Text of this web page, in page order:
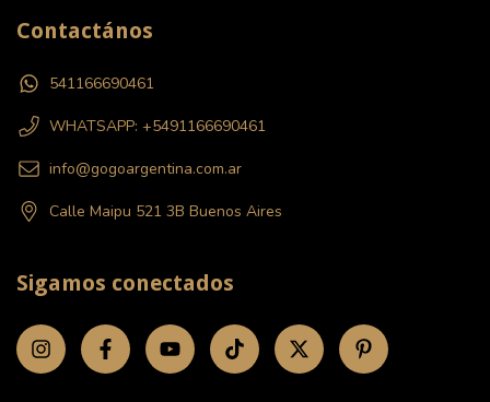
Contactános
541166690461
WHATSAPP: +5491166690461
info@gogoargentina.com.ar
Calle Maipu 521 3B Buenos Aires
Sigamos conectados